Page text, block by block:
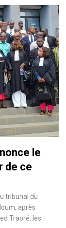
le
de ce
tribunal du
après
Traoré, les